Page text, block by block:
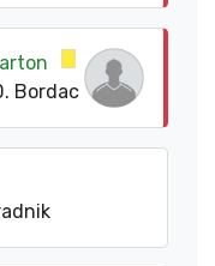
Bordac